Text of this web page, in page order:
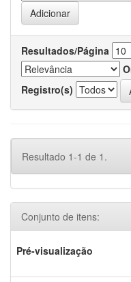
Resultados/Página
Registro(s)
Resultado 1-1 de 1.
Conjunto de itens:
Pré-visualização